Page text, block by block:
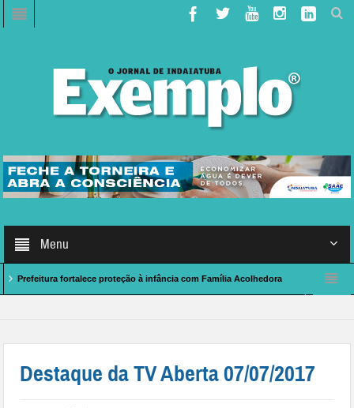
Menu
fortalece proteção à infância com Família Acolhedora Caso de Polícia:
Destaque da TV Aberta 07/07/2017